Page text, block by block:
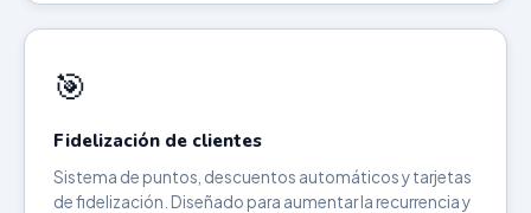
🎯
Fidelización de clientes
Sistema de puntos, descuentos automáticos y tarjetas
de fidelización. Diseñado para aumentar la recurrencia y